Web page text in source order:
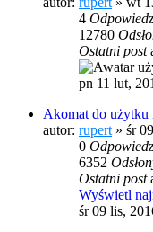
4
12780
Ostatni post
pn 11 lut,
Akomat do
autor: rupert » śr
0
6352
Ostatni post
Wyświetl
śr 09 lis,